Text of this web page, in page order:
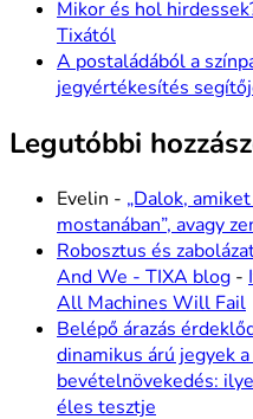
Mikor és hol
Tixától
A postaládából a
jegyértékesítés
Legutóbbi
Evelin - „Dalok,
mostanában”, avagy
Robosztus és
And We - TIXA blog -
All Machines Will Fail
Belépő árazás
dinamikus árú jegyek
bevételnövekedés:
éles tesztje